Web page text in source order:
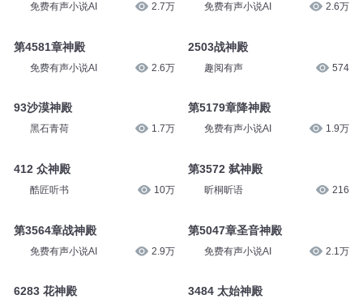
免费有声小说AI 2.7万
第4581章神殿
免费有声小说AI 2.6万
93沙漠神殿
黑石青荷 1.7万
412 众神殿
酷匠听书 10万
第3564章战神殿
免费有声小说AI 2.9万
6283 花神殿
免费有声小说AI 2.6万
2503战神殿
趣阅有声 574
第5179章降神殿
免费有声小说AI 1.9万
第3572 弑神殿
昕桐昕语 216
第5047章圣音神殿
免费有声小说AI 2.1万
3484 太始神殿